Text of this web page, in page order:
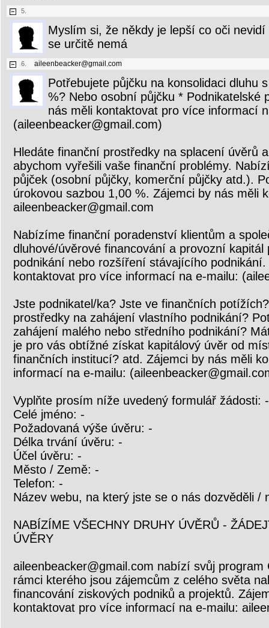
5.
Myslím si, že někdy je lepší co oči
se určitě nemá
6. aileenbeacker@gmail.com
Potřebujete půjčku na konsolidaci dluhu
%? Nebo osobní půjčku * Podnikatelské
nás měli kontaktovat pro více informací
(aileenbeacker@gmail.com)
Hledáte finanční prostředky na splacení úvěrů
abychom vyřešili vaše finanční problémy.
půjček (osobní půjčky, komerční půjčky atd.).
úrokovou sazbou 1,00 %. Zájemci by nás měli
aileenbeacker@gmail.com
Nabízíme finanční poradenství klientům a
dluhové/úvěrové financování a provozní kapitál
podnikání nebo rozšíření stávajícího
kontaktovat pro více informací na e-mailu:
Jste podnikatel/ka? Jste ve finančních
prostředky na zahájení vlastního podnikání?
zahájení malého nebo středního podnikání?
je pro vás obtížné získat kapitálový úvěr od
finančních institucí? atd. Zájemci by nás měli
informací na e-mailu:
Vyplňte prosím níže uvedený formulář žádosti: -
Celé jméno: -
Požadovaná výše úvěru: -
Délka trvání úvěru: -
Účel úvěru: -
Město / Země: -
Telefon: -
Název webu, na který jste se o nás dozvěděli /
NABÍZÍME VŠECHNY DRUHY ÚVĚRŮ -
ÚVĚRY
aileenbeacker@gmail.com nabízí svůj program
rámci kterého jsou zájemcům z celého světa
financování ziskových podniků a projektů.
kontaktovat pro více informací na e-mailu: